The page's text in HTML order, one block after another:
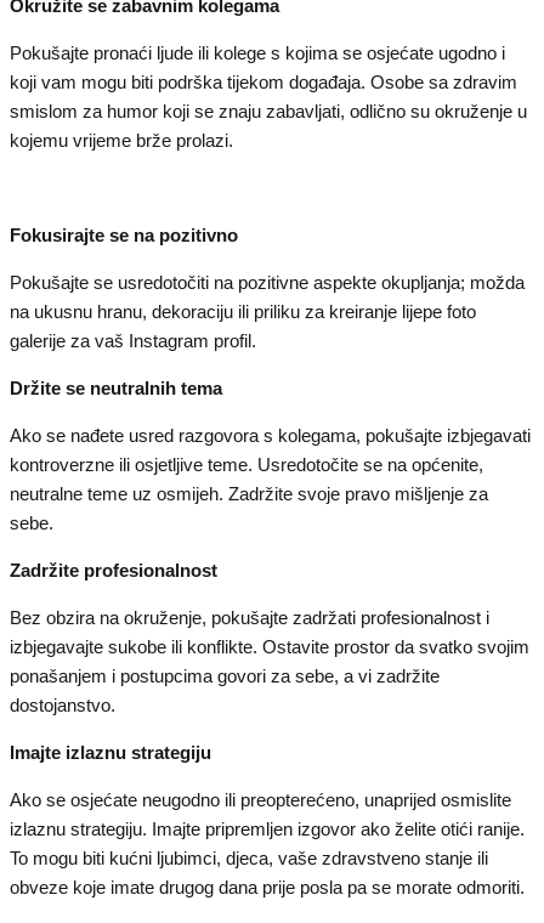
Okružite se zabavnim kolegama
Pokušajte pronaći ljude ili kolege s kojima se osjećate ugodno i
koji vam mogu biti podrška tijekom događaja. Osobe sa zdravim
smislom za humor koji se znaju zabavljati, odlično su okruženje u
kojemu vrijeme brže prolazi.
Fokusirajte se na pozitivno
Pokušajte se usredotočiti na pozitivne aspekte okupljanja; možda
na ukusnu hranu, dekoraciju ili priliku za kreiranje lijepe foto
galerije za vaš Instagram profil.
Držite se neutralnih tema
Ako se nađete usred razgovora s kolegama, pokušajte izbjegavati
kontroverzne ili osjetljive teme. Usredotočite se na općenite,
neutralne teme uz osmijeh. Zadržite svoje pravo mišljenje za
sebe.
Zadržite profesionalnost
Bez obzira na okruženje, pokušajte zadržati profesionalnost i
izbjegavajte sukobe ili konflikte. Ostavite prostor da svatko svojim
ponašanjem i postupcima govori za sebe, a vi zadržite
dostojanstvo.
Imajte izlaznu strategiju
Ako se osjećate neugodno ili preopterećeno, unaprijed osmislite
izlaznu strategiju. Imajte pripremljen izgovor ako želite otići ranije.
To mogu biti kućni ljubimci, djeca, vaše zdravstveno stanje ili
obveze koje imate drugog dana prije posla pa se morate odmoriti.